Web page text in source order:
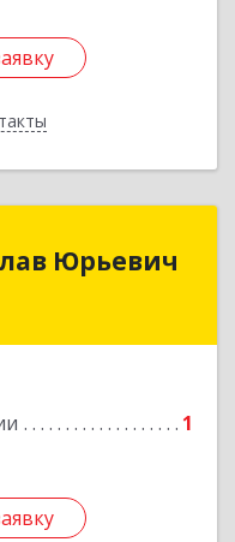
Юрьевич
1
АО, Ноябрьск г,